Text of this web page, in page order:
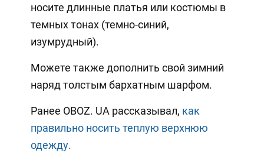
носите длинные платья или костюмы в
темных тонах (темно-синий,
изумрудный).
Можете также дополнить свой зимний
наряд толстым бархатным шарфом.
Ранее OBOZ. UA рассказывал, как
правильно носить теплую верхнюю
одежду.